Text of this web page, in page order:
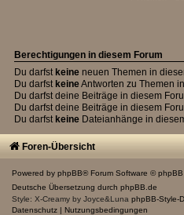
Berechtigungen in diesem Forum
Du darfst keine neuen Themen in
Du darfst keineAntworten zu Themen
Du darfst deine Beiträge in diesem
Du darfst deine Beiträge in diesem
Du darfst keine Dateianhänge in
Foren-Übersicht
Powered by phpBB® Forum Software © phpBB
Deutsche Übersetzung durch phpBB.de
Style: X-Creamy by Joyce&Luna phpBB-Style-
Datenschutz | Nutzungsbedingungen